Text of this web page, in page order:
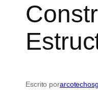
Escrito por